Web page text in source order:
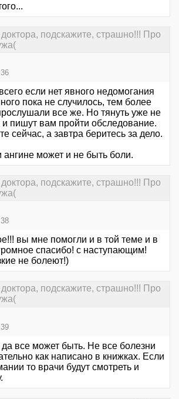
подскажите, страшно!!! Про
если нет явного недомогания
пока не случилось, тем более
все же. Но тянуть уже не
и пишут вам пройти обследование.
сейчас, а завтра беритесь за дело.
ангине может и не быть боли.
подскажите, страшно!!! Про
вы мне помогли и в той теме и в
спасибо! с наступающим!
не болеют!)
подскажите, страшно!!! Про
все может быть. Не все болезни
как написано в книжках. Если
то врачи будут смотреть и